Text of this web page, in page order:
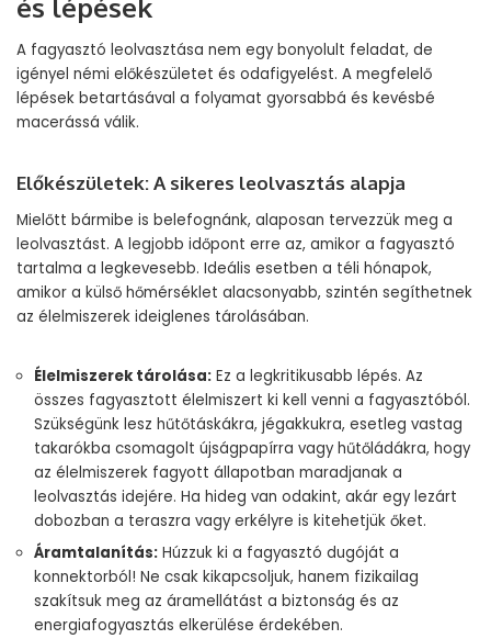
és lépések
A fagyasztó leolvasztása nem egy bonyolult feladat, de
igényel némi előkészületet és odafigyelést. A megfelelő
lépések betartásával a folyamat gyorsabbá és kevésbé
macerássá válik.
Előkészületek: A sikeres leolvasztás alapja
Mielőtt bármibe is belefognánk, alaposan tervezzük meg a
leolvasztást. A legjobb időpont erre az, amikor a fagyasztó
tartalma a legkevesebb. Ideális esetben a téli hónapok,
amikor a külső hőmérséklet alacsonyabb, szintén segíthetnek
az élelmiszerek ideiglenes tárolásában.
Élelmiszerek tárolása: Ez a legkritikusabb lépés. Az
összes fagyasztott élelmiszert ki kell venni a fagyasztóból.
Szükségünk lesz hűtőtáskákra, jégakkukra, esetleg vastag
takarókba csomagolt újságpapírra vagy hűtőládákra, hogy
az élelmiszerek fagyott állapotban maradjanak a
leolvasztás idejére. Ha hideg van odakint, akár egy lezárt
dobozban a teraszra vagy erkélyre is kitehetjük őket.
Áramtalanítás: Húzzuk ki a fagyasztó dugóját a
konnektorból! Ne csak kikapcsoljuk, hanem fizikailag
szakítsuk meg az áramellátást a biztonság és az
energiafogyasztás elkerülése érdekében.